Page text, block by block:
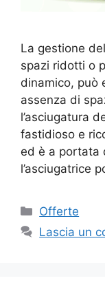
La gestione
spazi ridotti o
dinamico, può
assenza di
l’asciugatura
fastidioso e
ed è a portata
l’asciugatrice
Categorie
Offerte
Lascia un